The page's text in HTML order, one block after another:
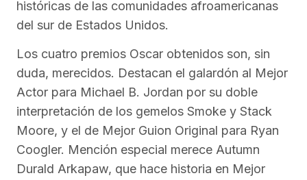
históricas de las comunidades afroamericanas
del sur de Estados Unidos.
Los cuatro premios Oscar obtenidos son, sin
duda, merecidos. Destacan el galardón al Mejor
Actor para Michael B. Jordan por su doble
interpretación de los gemelos Smoke y Stack
Moore, y el de Mejor Guion Original para Ryan
Coogler. Mención especial merece Autumn
Durald Arkapaw, que hace historia en Mejor